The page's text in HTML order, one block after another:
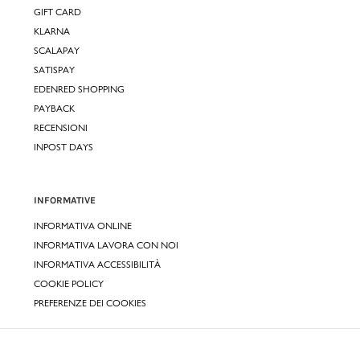
GIFT CARD
KLARNA
SCALAPAY
SATISPAY
EDENRED SHOPPING
PAYBACK
RECENSIONI
INPOST DAYS
INFORMATIVE
INFORMATIVA ONLINE
INFORMATIVA LAVORA CON NOI
INFORMATIVA ACCESSIBILITÀ
COOKIE POLICY
PREFERENZE DEI COOKIES